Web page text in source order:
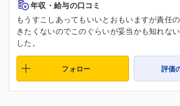
年収・給与の口コミ
もうすこしあってもいいとおもいますが責任
きたくないのでこのぐらいが妥当かも知れな
した。
フォロー 評価